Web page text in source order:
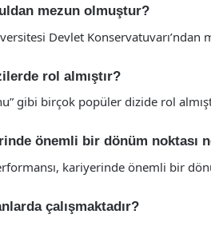
mezun olmuştur?
Devlet Konservatuvarı’ndan
rol almıştır?
gibi birçok popüler dizide rol
önemli bir dönüm noktası
kariyerinde önemli bir
çalışmaktadır?